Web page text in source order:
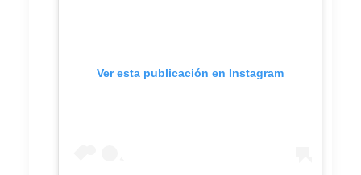
Ver esta publicación en Instagram